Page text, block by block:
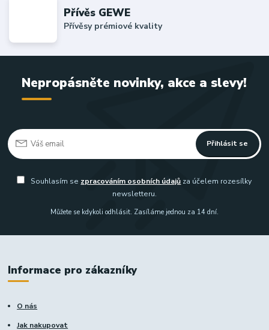
Přívěs GEWE
Přívěsy prémiové kvality
Nepropásněte novinky, akce a slevy!
Přihlásit se
Souhlasím se zpracováním osobních údajů za účelem rozesílky
newsletteru.
Můžete se kdykoli odhlásit. Zasíláme jednou za 14 dní.
Informace pro zákazníky
O nás
Jak nakupovat